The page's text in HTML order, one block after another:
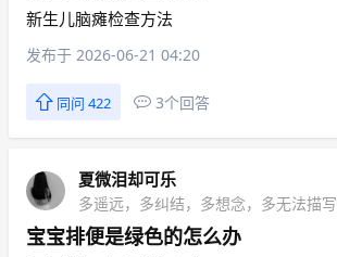
新生儿脑瘫检查方法
发布于 2026-06-21 04:20
同问 422 3个回答
夏微泪却可乐
多遥远，多纠结，多想念，多无法描写
宝宝排便是绿色的怎么办